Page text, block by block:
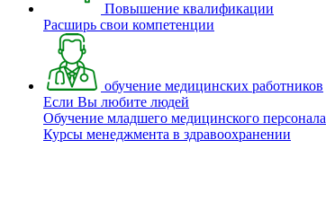
Повышение квалификации
Расширь свои компетенции
обучение медицинских работников
Если Вы любите людей
Обучение младшего медицинского персонала
Курсы менеджмента в здравоохранении